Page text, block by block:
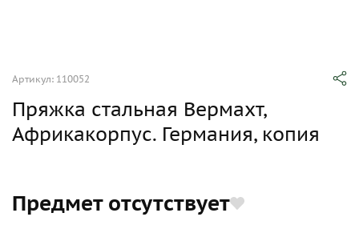
Артикул: 110052
Пряжка стальная Вермахт,
Африкакорпус. Германия, копия
Предмет отсутствует